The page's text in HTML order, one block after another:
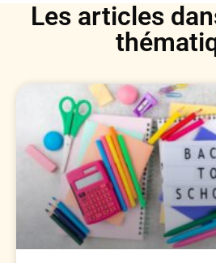
Les articles